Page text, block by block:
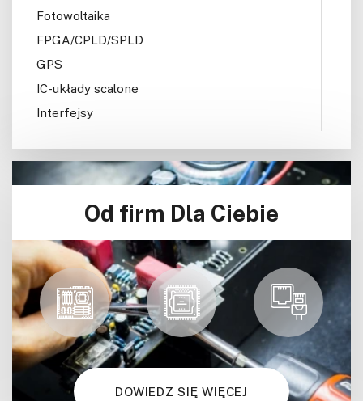
Fotowoltaika
FPGA/CPLD/SPLD
GPS
IC-układy scalone
Interfejsy
Koła Naukowe
Komputery
LED/LCD/OLED
Mechatronika
Mikrokontrolery (MCU,μC)
Moc
Moduły
Narzędzia
Od firm Dla Ciebie
DOWIEDZ SIĘ WIĘCEJ